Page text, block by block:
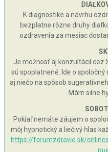
K diagnostike a návrhu
bezplatne rôzne druhy
ozdravenia za mesiac
Je možnosť aj konzultácií cez
sú spoplatnené. Ide o
aj niečo na spôsob
Mám silne
Pokiaľ nemáte záujem o
môj hypnotický a liečivý hlas
https://forumzdravie.sk/